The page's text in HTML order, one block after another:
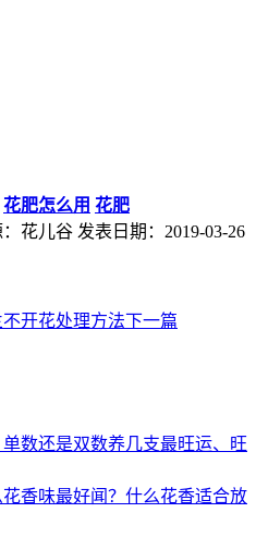
花肥怎么用 花肥
花儿谷 发表日期：2019-03-26
开花处理方法下一篇
数还是双数养几支最旺运、旺
香味最好闻？什么花香适合放